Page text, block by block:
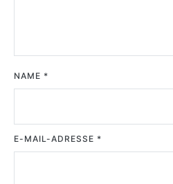
NAME *
E-MAIL-ADRESSE *